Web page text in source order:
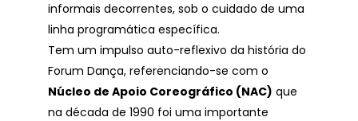
informais decorrentes, sob o cuidado de uma
linha programática específica.
Tem um impulso auto-reflexivo da história do
Forum Dança, referenciando-se com o
Núcleo de Apoio Coreográfico (NAC) que
na década de 1990 foi uma importante